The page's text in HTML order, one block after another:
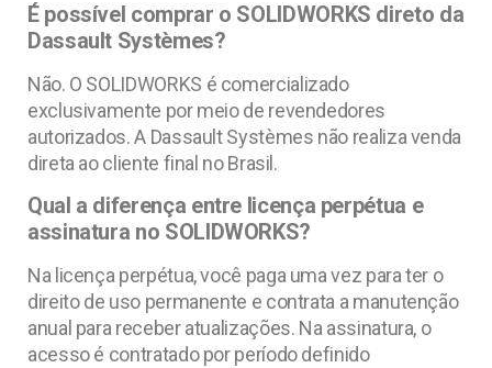
É possível comprar o SOLIDWORKS direto da
Dassault Systèmes?
Não. O SOLIDWORKS é comercializado
exclusivamente por meio de revendedores
autorizados. A Dassault Systèmes não realiza venda
direta ao cliente final no Brasil.
Qual a diferença entre licença perpétua e
assinatura no SOLIDWORKS?
Na licença perpétua, você paga uma vez para ter o
direito de uso permanente e contrata a manutenção
anual para receber atualizações. Na assinatura, o
acesso é contratado por período definido